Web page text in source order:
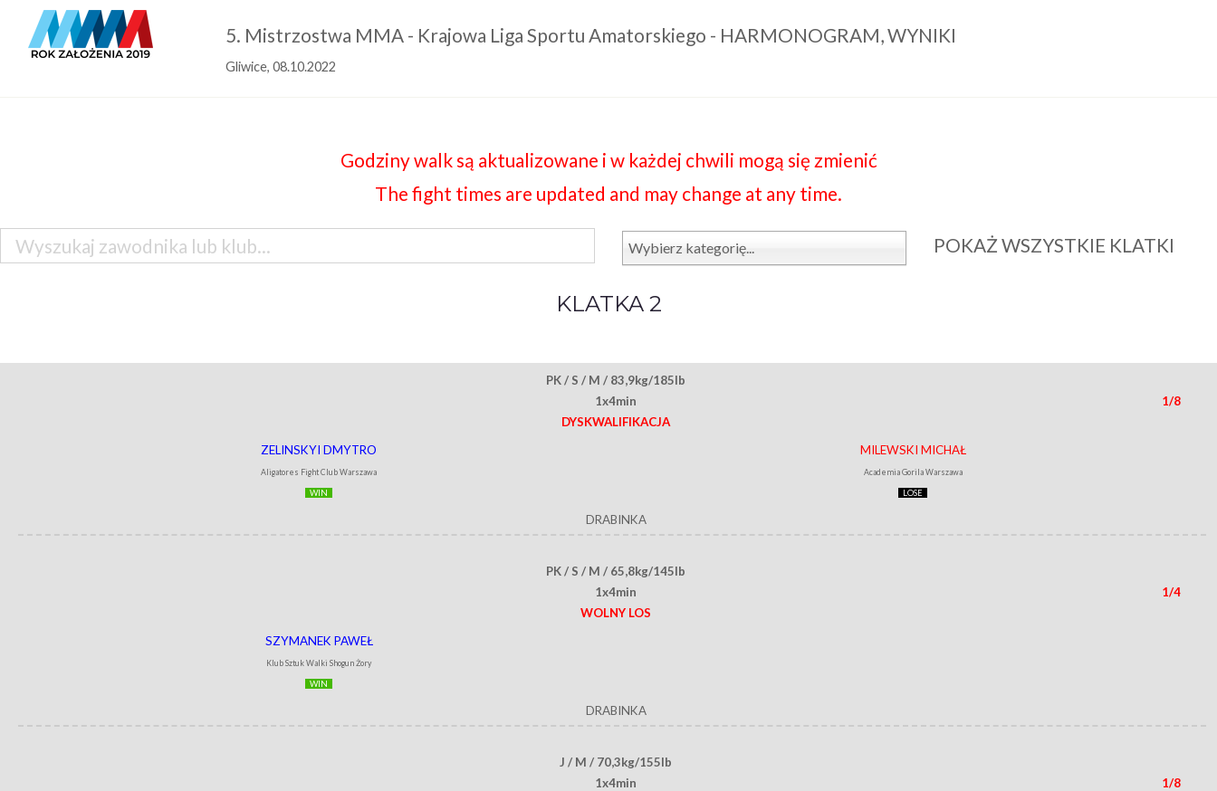
5. Mistrzostwa MMA - Krajowa Liga Sportu Amatorskiego - HARMONOGRAM, WYNIKI
Gliwice, 08.10.2022
Godziny walk są aktualizowane i w każdej chwili mogą się zmienić
The fight times are updated and may change at any time.
Wybierz kategorię... POKAŻ WSZYSTKIE KLATKI
KLATKA 2
PK / S / M / 83,9kg/185lb
1x4min
1/8
DYSKWALIFIKACJA
ZELINSKYI DMYTRO
Aligatores Fight Club Warszawa
WIN
MILEWSKI MICHAŁ
Academia Gorila Warszawa
LOSE
DRABINKA
PK / S / M / 65,8kg/145lb
1x4min
1/4
WOLNY LOS
SZYMANEK PAWEŁ
Klub Sztuk Walki Shogun Żory
WIN
DRABINKA
J / M / 70,3kg/155lb
1x4min
1/8